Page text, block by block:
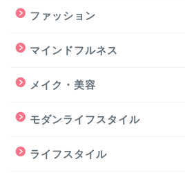
ファッション
マインドフルネス
メイク・美容
モダンライフスタイル
ライフスタイル